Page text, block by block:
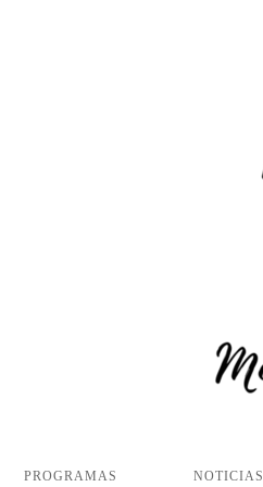
PROGRAMAS NOTICIAS